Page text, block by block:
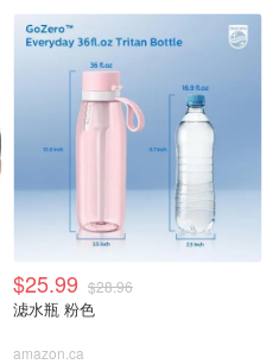
$25.99 $28.96
滤水瓶 粉色
amazon.ca